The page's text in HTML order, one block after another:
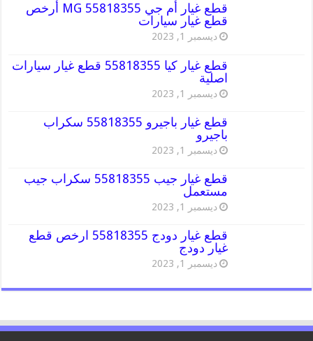
قطع غيار أم جي MG 55818355 أرخص
قطع غيار سيارات
ديسمبر 1, 2023
قطع غيار كيا 55818355 قطع غيار سيارات
اصلية
ديسمبر 1, 2023
قطع غيار باجيرو 55818355 سكراب
باجيرو
ديسمبر 1, 2023
قطع غيار جيب 55818355 سكراب جيب
مستعمل
ديسمبر 1, 2023
قطع غيار دودج 55818355 ارخص قطع
غيار دودج
ديسمبر 1, 2023